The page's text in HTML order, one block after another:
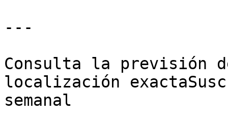
---
Consulta la previsión
localización
semanal